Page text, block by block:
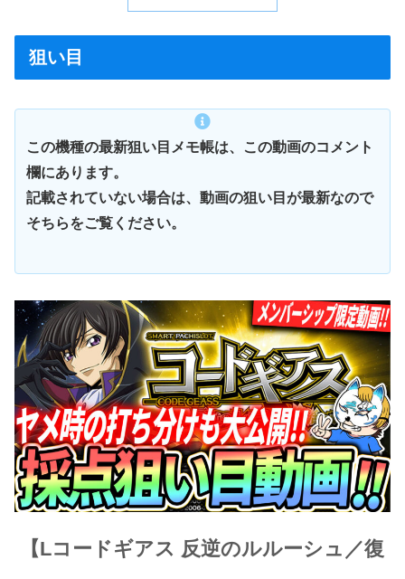
狙い目
この機種の最新狙い目メモ帳は、この動画のコメント
欄にあります。
記載されていない場合は、動画の狙い目が最新なので
そちらをご覧ください。
【Lコードギアス 反逆のルルーシュ／復